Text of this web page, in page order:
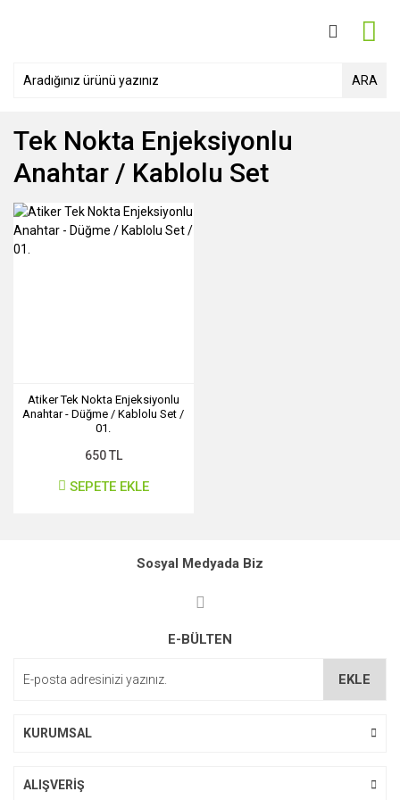
ARA
Tek Nokta Enjeksiyonlu
Anahtar / Kablolu Set
Atiker Tek Nokta Enjeksiyonlu
Anahtar - Düğme / Kablolu Set /
01.
650 TL
SEPETE EKLE
Sosyal Medyada Biz
E-BÜLTEN
EKLE
KURUMSAL
ALIŞVERİŞ